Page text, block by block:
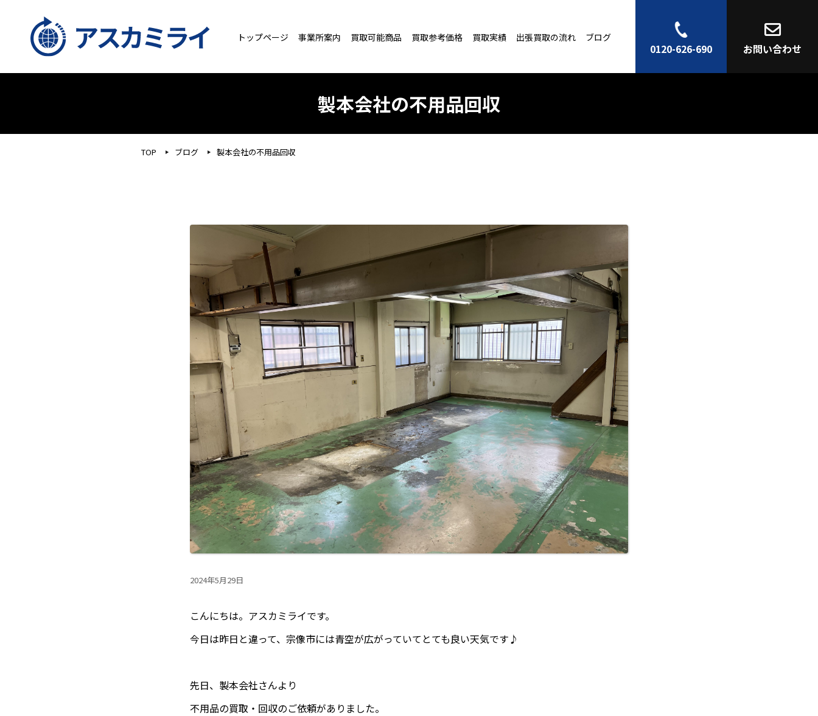
トップページ 事業所案内 買取可能商品 買取参考価格 買取実績 出張買取の流れ ブログ
0120-626-690 お問い合わせ
製本会社の不用品回収
TOP ブログ 製本会社の不用品回収
2024年5月29日
こんにちは。アスカミライです。
今日は昨日と違って、宗像市には青空が広がっていてとても良い天気です♪
先日、製本会社さんより
不用品の買取・回収のご依頼がありました。